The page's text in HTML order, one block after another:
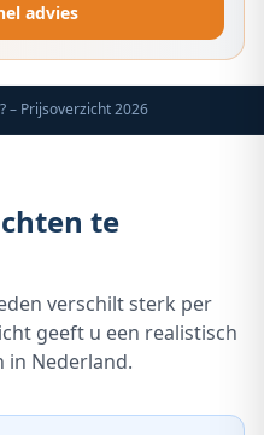
advies
– Prijsoverzicht 2026
te
verschilt sterk per
geeft u een realistisch
in Nederland.